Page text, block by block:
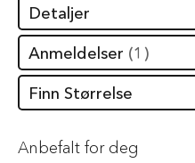
b
i
t
e
t
h
Detaljer
Anmeldelser 1
Finn Størrelse
Anbefalt for deg